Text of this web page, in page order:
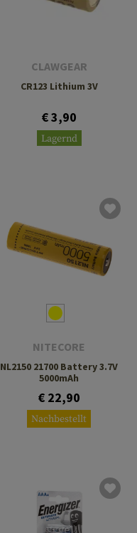
CLAWGEAR
CR123 Lithium 3V
€ 3,90
Lagernd
NITECORE
NL2150 21700 Battery 3.7V
5000mAh
€ 22,90
Nachbestellt